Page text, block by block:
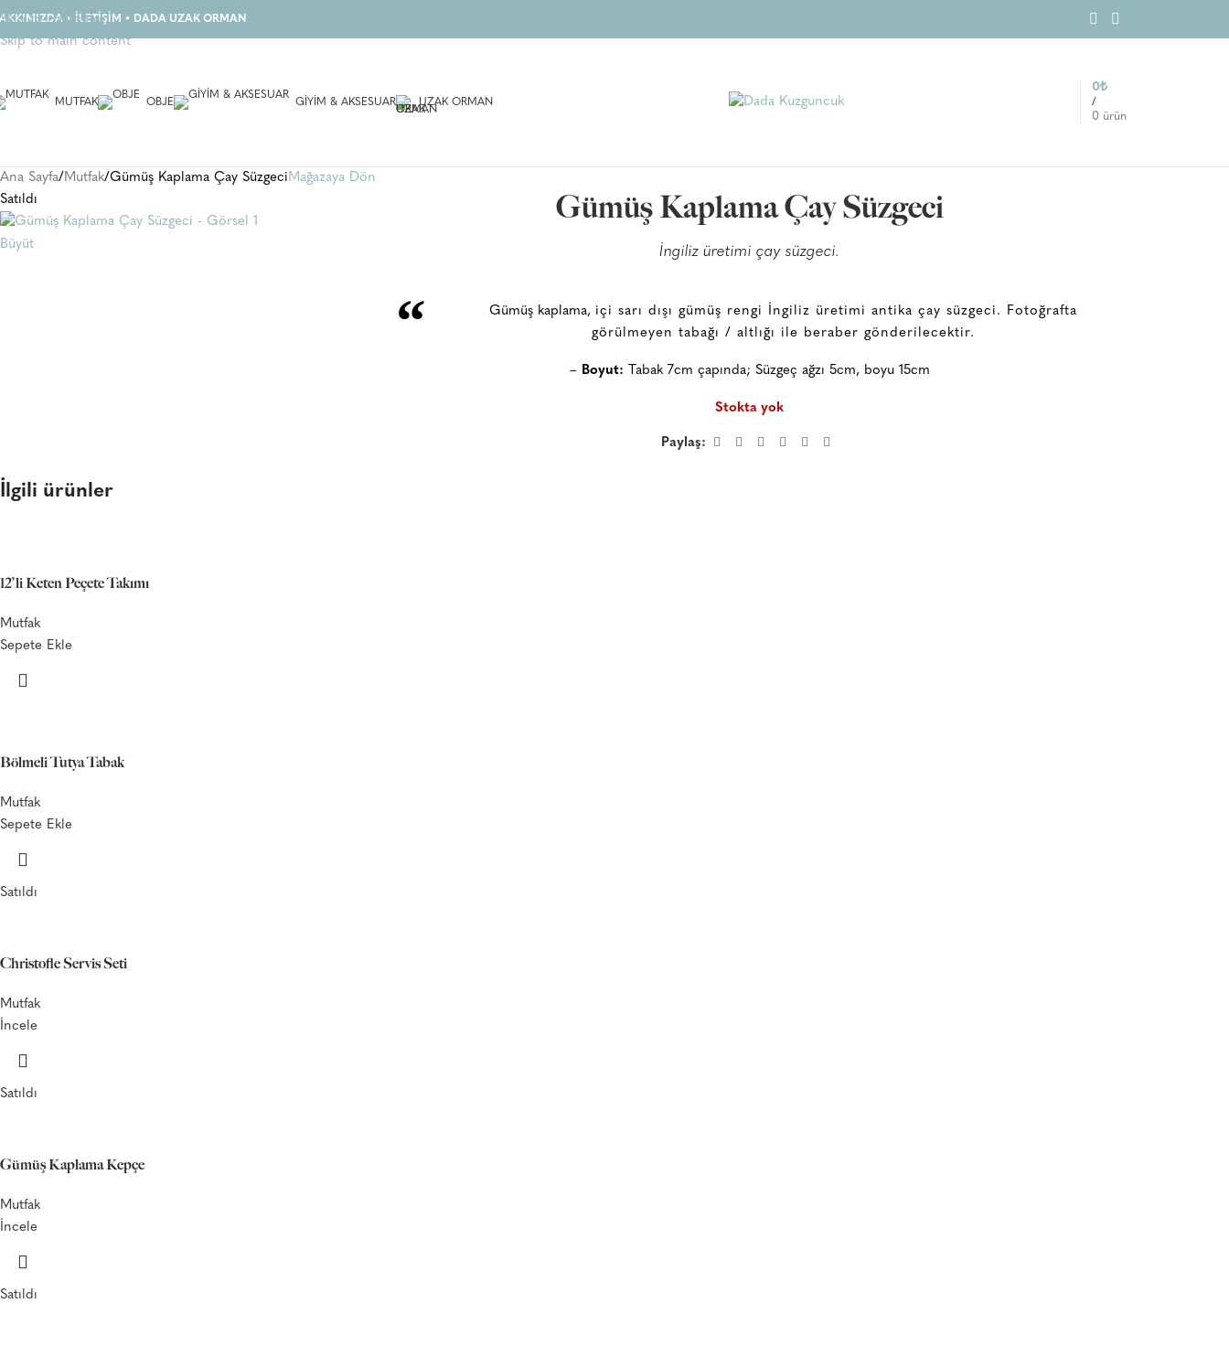
Skip to navigation
Skip to main content
• İLETİŞİM • DADA UZAK ORMAN
MUTFAK OBJE GIYIM & AKSESUAR UZAK ORMAN
0 ürün
/
0₺
Ana Sayfa Mutfak Gümüş Kaplama Çay SüzgeciMağazaya Dön
Satıldı
Büyüt
Gümüş Kaplama Çay Süzgeci
İngiliz üretimi çay süzgeci.
“ Gümüş kaplama, içi sarı dışı gümüş rengi İngiliz üretimi antika çay süzgeci. Fotoğrafta
görülmeyen tabağı / altlığı ile beraber gönderilecektir.
– Boyut: Tabak 7cm çapında; Süzgeç ağzı 5cm, boyu 15cm
Stokta yok
Paylaş:
İlgili ürünler
12’li Keten Peçete Takımı
Mutfak
Sepete Ekle
Bölmeli Tutya Tabak
Mutfak
Sepete Ekle
Satıldı
Christofle Servis Seti
Mutfak
İncele
Satıldı
Gümüş Kaplama Kepçe
Mutfak
İncele
Satıldı